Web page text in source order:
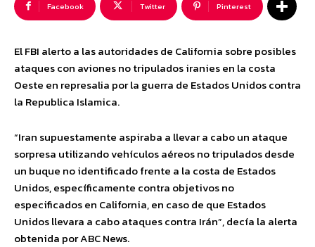
Facebook Twitter Pinterest
El FBI alerto a las autoridades de California sobre posibles
ataques con aviones no tripulados iranies en la costa
Oeste en represalia por la guerra de Estados Unidos contra
la Republica Islamica.
“Iran supuestamente aspiraba a llevar a cabo un ataque
sorpresa utilizando vehículos aéreos no tripulados desde
un buque no identificado frente a la costa de Estados
Unidos, específicamente contra objetivos no
especificados en California, en caso de que Estados
Unidos llevara a cabo ataques contra Irán”, decía la alerta
obtenida por ABC News.